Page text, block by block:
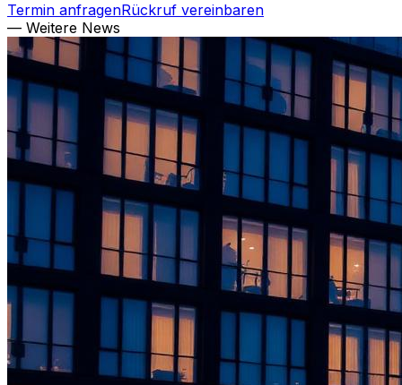
Termin anfragenRückruf vereinbaren
— Weitere News